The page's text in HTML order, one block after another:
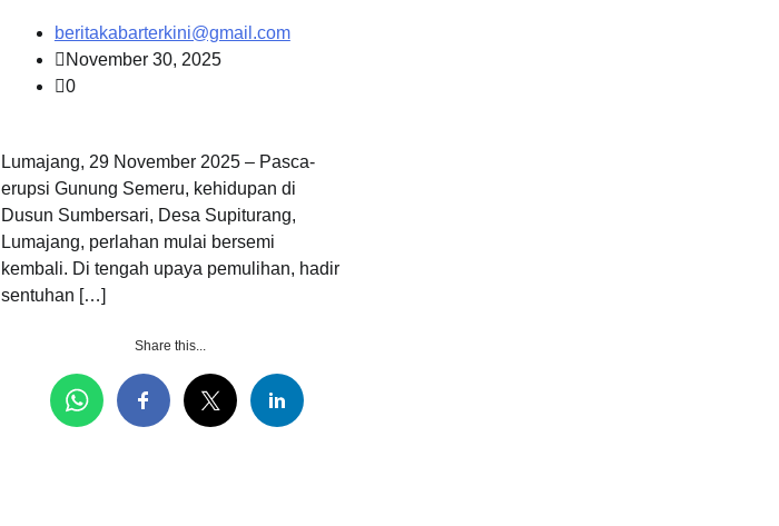
beritakabarterkini@gmail.com
November 30, 2025
0
Lumajang, 29 November 2025 – Pasca-
erupsi Gunung Semeru, kehidupan di
Dusun Sumbersari, Desa Supiturang,
Lumajang, perlahan mulai bersemi
kembali. Di tengah upaya pemulihan, hadir
sentuhan […]
Share this...